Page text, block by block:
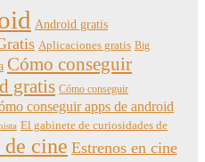
Android gratis
Aplicaciones gratis Big
Cómo conseguir
gratis Cómo conseguir
conseguir apps de android
El gabinete de curiosidades de
de cine Estrenos en cine